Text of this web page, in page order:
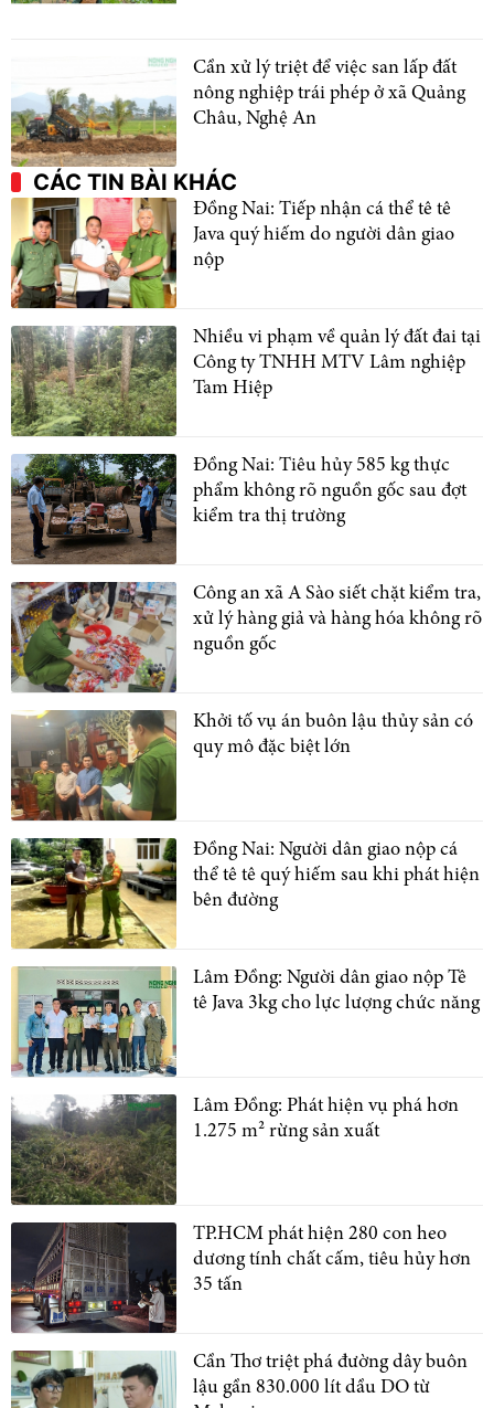
Cần xử lý triệt để việc san lấp đất
nông nghiệp trái phép ở xã Quảng
Châu, Nghệ An
CÁC TIN BÀI KHÁC
Đồng Nai: Tiếp nhận cá thể tê tê
Java quý hiếm do người dân giao
nộp
Nhiều vi phạm về quản lý đất đai tại
Công ty TNHH MTV Lâm nghiệp
Tam Hiệp
Đồng Nai: Tiêu hủy 585 kg thực
phẩm không rõ nguồn gốc sau đợt
kiểm tra thị trường
Công an xã A Sào siết chặt kiểm tra,
xử lý hàng giả và hàng hóa không rõ
nguồn gốc
Khởi tố vụ án buôn lậu thủy sản có
quy mô đặc biệt lớn
Đồng Nai: Người dân giao nộp cá
thể tê tê quý hiếm sau khi phát hiện
bên đường
Lâm Đồng: Người dân giao nộp Tê
tê Java 3kg cho lực lượng chức năng
Lâm Đồng: Phát hiện vụ phá hơn
1.275 m² rừng sản xuất
TP.HCM phát hiện 280 con heo
dương tính chất cấm, tiêu hủy hơn
35 tấn
Cần Thơ triệt phá đường dây buôn
lậu gần 830.000 lít dầu DO từ